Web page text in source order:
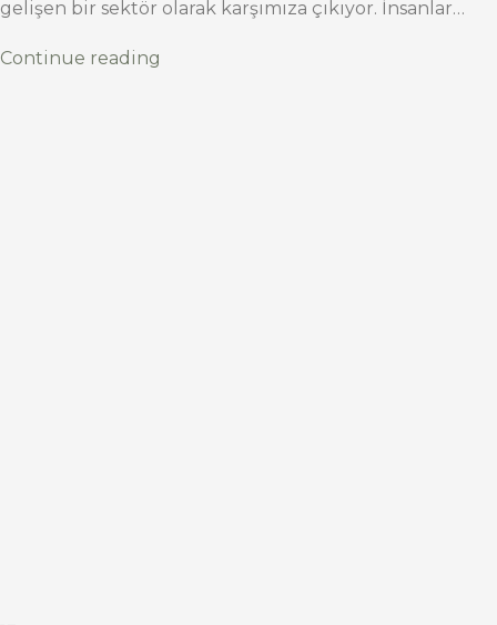
gelişen bir sektör olarak karşımıza çıkıyor. İnsanlar…
Continue reading